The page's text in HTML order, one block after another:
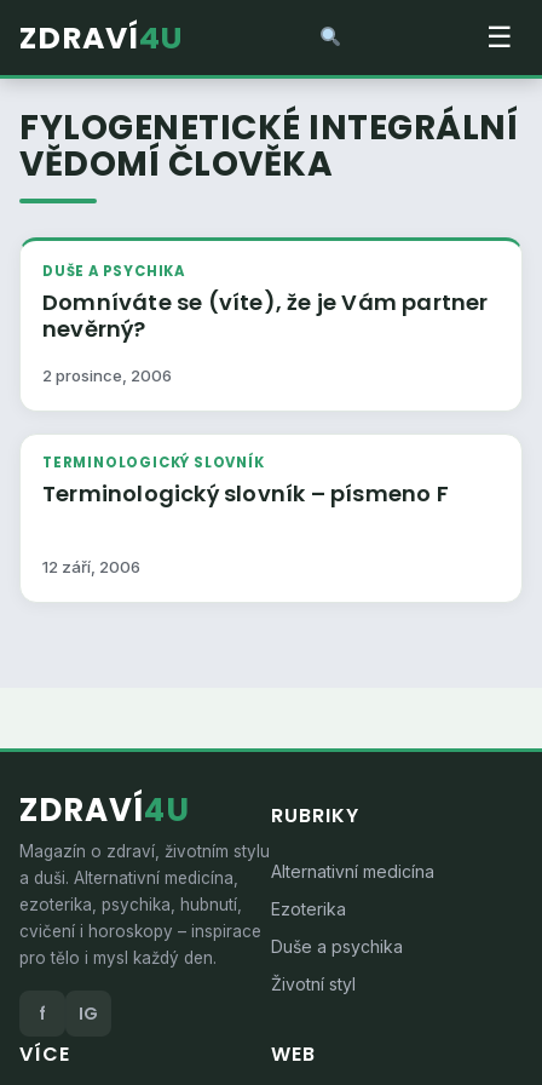
ZDRAVÍ4U ☰
FYLOGENETICKÉ INTEGRÁLNÍ
VĚDOMÍ ČLOVĚKA
DUŠE A PSYCHIKA
Domníváte se (víte), že je Vám partner
nevěrný?
2 prosince, 2006
TERMINOLOGICKÝ SLOVNÍK
Terminologický slovník – písmeno F
12 září, 2006
ZDRAVÍ4U
Magazín o zdraví, životním stylu
a duši. Alternativní medicína,
ezoterika, psychika, hubnutí,
cvičení i horoskopy – inspirace
pro tělo i mysl každý den.
f IG
RUBRIKY
Alternativní medicína
Ezoterika
Duše a psychika
Životní styl
VÍCE WEB